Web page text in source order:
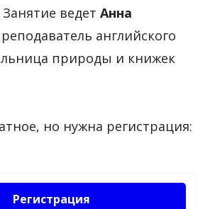
ведет Анна
английского
природы и книжек
но нужна регистрация:
Регистрация